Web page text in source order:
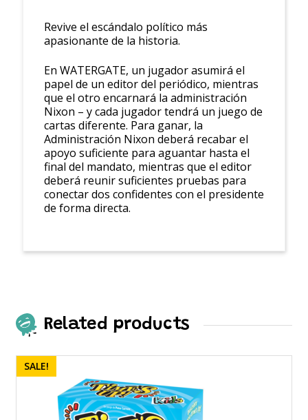
Revive el escándalo político más
apasionante de la historia.
En WATERGATE, un jugador asumirá el
papel de un editor del periódico, mientras
que el otro encarnará la administración
Nixon – y cada jugador tendrá un juego de
cartas diferente. Para ganar, la
Administración Nixon deberá recabar el
apoyo suficiente para aguantar hasta el
final del mandato, mientras que el editor
deberá reunir suficientes pruebas para
conectar dos confidentes con el presidente
de forma directa.
Related products
SALE!